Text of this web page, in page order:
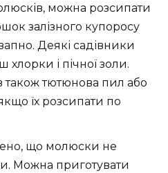
можна розсипати
залізного купоросу
Деякі садівники
хлорки і пічної золи.
також тютюнова пил або
їх розсипати по
що молюски не
Можна приготувати